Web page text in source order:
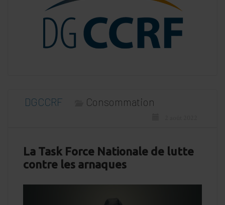
DGCCRF Consommation
La Task Force Nationale de lutte
contre les arnaques